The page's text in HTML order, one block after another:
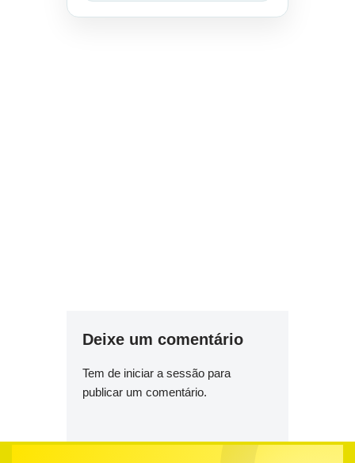
Deixe um comentário
Tem de iniciar a sessão para
publicar um comentário.